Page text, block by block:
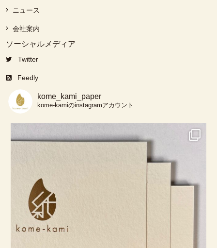
ニュース
会社案内
ソーシャルメディア
Twitter
Feedly
kome_kami_paper
kome-kamiのinstagramアカウント